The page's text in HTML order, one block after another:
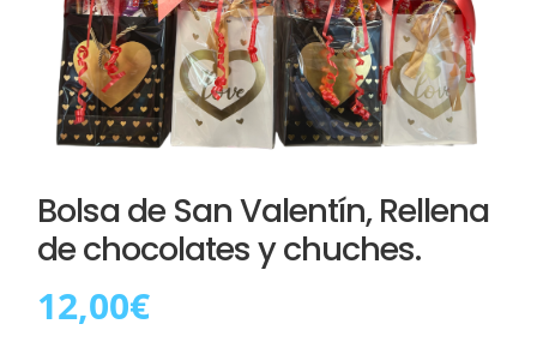
Bolsa de San Valentín, Rellena
de chocolates y chuches.
12,00€